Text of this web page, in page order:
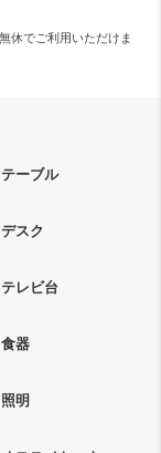
休でご利用いただけま
テーブル
デスク
テレビ台
食器
照明